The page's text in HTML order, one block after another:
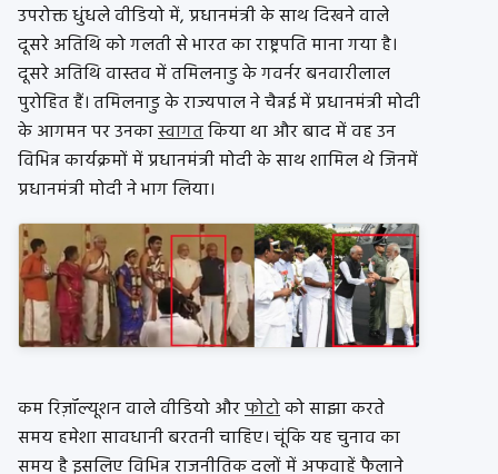
उपरोक्त धुंधले वीडियो में, प्रधानमंत्री के साथ दिखने वाले
दूसरे अतिथि को गलती से भारत का राष्ट्रपति माना गया है।
दूसरे अतिथि वास्तव में तमिलनाडु के गवर्नर बनवारीलाल
पुरोहित हैं। तमिलनाडु के राज्यपाल ने चैन्नई में प्रधानमंत्री मोदी
के आगमन पर उनकास्वागतकिया था और बाद में वह उन
विभिन्न कार्यक्रमों में प्रधानमंत्री मोदी के साथ शामिल थे जिनमें
प्रधानमंत्री मोदी ने भाग लिया।
कम रिज़ॉल्यूशन वाले वीडियो औरफोटोको साझा करते
समय हमेशा सावधानी बरतनी चाहिए। चूंकि यह चुनाव का
समय है इसलिए विभिन्न राजनीतिक दलों में अफवाहें फैलाने